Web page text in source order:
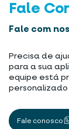
Fale
Fale com
Precisa de
para a sua
equipe está
personalizado
Fale conosco